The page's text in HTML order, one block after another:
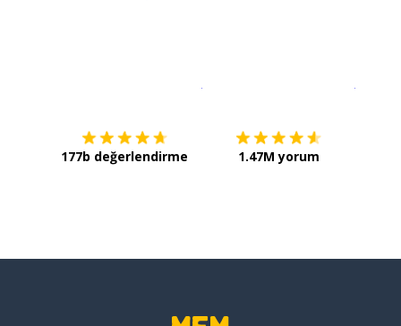
177b değerlendirme 1.47M yorum